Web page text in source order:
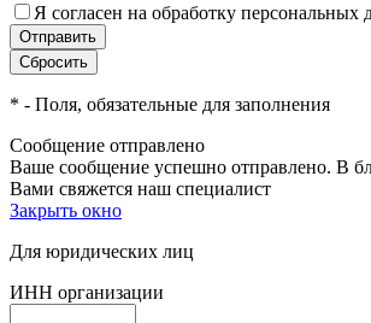
Я согласен на обработку персональных
* - Поля, обязательные для заполнения
Сообщение отправлено
Ваше сообщение успешно отправлено. В
Вами свяжется наш специалист
Закрыть окно
Для юридических лиц
ИНН организации